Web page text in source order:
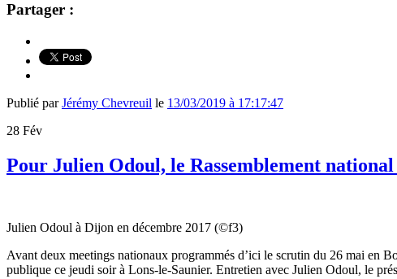
Partager :
Publié parJérémy Chevreuil le 13/03/2019 à 17:17:47
28 Fév
Pour Julien Odoul, le Rassemblement
Julien Odoul à Dijon en décembre 2017 (©f3)
Avant deux meetings nationaux programmés d’ici le scrutin du 26 mai en
publique ce jeudi soir à Lons-le-Saunier. Entretien avec Julien Odoul, le